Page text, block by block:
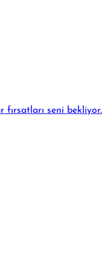
seni bekliyor.